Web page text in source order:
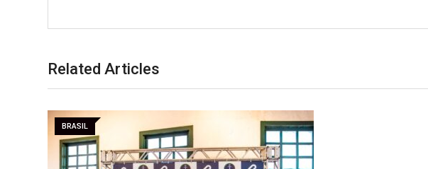
Related Articles
BRASIL